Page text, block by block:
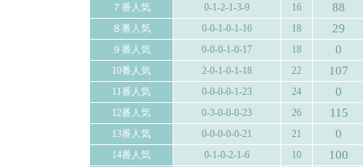
７番人気 0-1-2-1-3-9 16 88
８番人気 0-0-1-0-1-16 18 29
９番人気 0-0-0-1-0-17 18 0
10番人気 2-0-1-0-1-18 22 107
11番人気 0-0-0-0-1-23 24 0
12番人気 0-3-0-0-0-23 26 115
13番人気 0-0-0-0-0-21 21 0
14番人気 0-1-0-2-1-6 10 100